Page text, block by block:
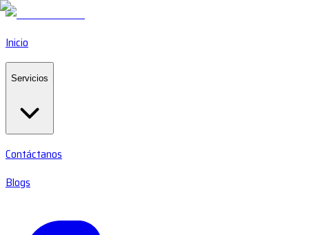
Inicio
Servicios
Contáctanos
Blogs